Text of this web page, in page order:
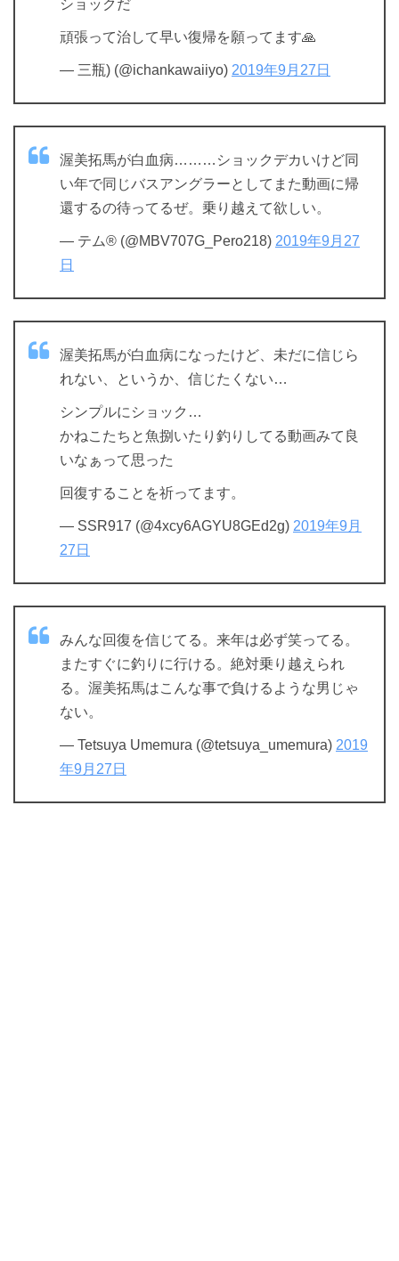
ショックだ
頑張って治して早い復帰を願ってます🙏
— 三瓶) (@ichankawaiiyo) 2019年9月27日
渥美拓馬が白血病………ショックデカいけど同
い年で同じバスアングラーとしてまた動画に帰
還するの待ってるぜ。乗り越えて欲しい。
— テム® (@MBV707G_Pero218) 2019年9月27
日
渥美拓馬が白血病になったけど、未だに信じら
れない、というか、信じたくない…
シンプルにショック…
かねこたちと魚捌いたり釣りしてる動画みて良
いなぁって思った
回復することを祈ってます。
— SSR917 (@4xcy6AGYU8GEd2g) 2019年9月
27日
みんな回復を信じてる。来年は必ず笑ってる。
またすぐに釣りに行ける。絶対乗り越えられ
る。渥美拓馬はこんな事で負けるような男じゃ
ない。
— Tetsuya Umemura (@tetsuya_umemura) 2019
年9月27日